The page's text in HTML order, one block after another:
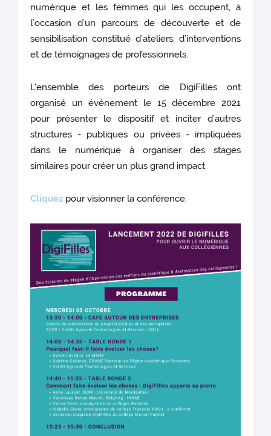
numérique et les femmes qui les occupent, à
l’occasion d’un parcours de découverte et de
sensibilisation constitué d’ateliers, d’interventions
et de témoignages de professionnels.
L'ensemble des porteurs de DigiFilles ont
organisé un événement le 15 décembre 2021
pour présenter le dispositif et inciter d’autres
structures - publiques ou privées - impliquées
dans le numérique à organiser des stages
similaires pour créer un plus grand impact.
Cliquez pour visionner la conférence.